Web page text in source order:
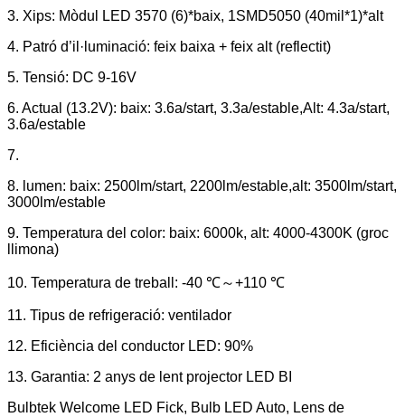
3. Xips: Mòdul LED 3570 (6)*baix, 1SMD5050 (40mil*1)*alt
4. Patró d’il·luminació: feix baixa + feix alt (reflectit)
5. Tensió: DC 9-16V
6. Actual (13.2V): baix: 3.6a/start, 3.3a/estable,Alt: 4.3a/start,
3.6a/estable
7.
8. lumen: baix: 2500lm/start, 2200lm/estable,alt: 3500lm/start,
3000lm/estable
9. Temperatura del color: baix: 6000k, alt: 4000-4300K ​​(groc
llimona)
10. Temperatura de treball: -40 ℃～+110 ℃
11. Tipus de refrigeració: ventilador
12. Eficiència del conductor LED: 90%
13. Garantia: 2 anys de lent projector LED BI
Bulbtek Welcome LED Fick, Bulb LED Auto, Lens de